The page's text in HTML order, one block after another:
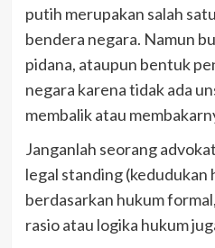
putih merupakan salah
bendera negara. Namun
pidana, ataupun bentuk
negara karena tidak ada
membalik atau
Janganlah seorang
legal standing (kedudukan
berdasarkan hukum
rasio atau logika hukum